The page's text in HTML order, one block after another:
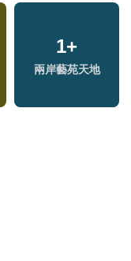
1+
兩岸藝苑天地